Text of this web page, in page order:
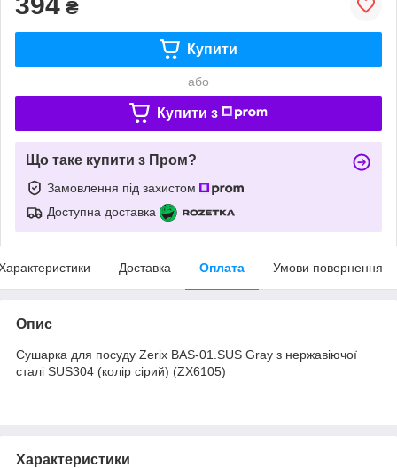
₴
Купити
або
Купити з
Що таке купити з Пром?
Замовлення під захистом
Доступна доставка
Доставка Оплата Умови повернення
Опис
Сушарка для посуду Zerix BAS-01.SUS Gray з нержавіючої
сталі SUS304 (колір сірий) (ZX6105)
Характеристики